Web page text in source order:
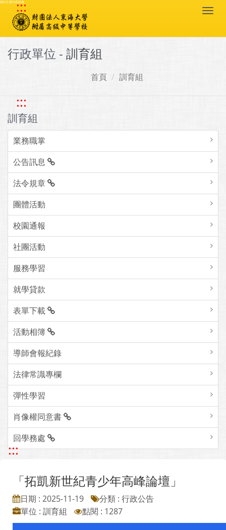
跳到主要內容區塊
:::
行政單位 - 訓育組
首頁 訓育組
:::
訓育組
業務職掌
公告訊息
法令規章
團體活動
校園通報
社團活動
服務學習
就學貸款
表單下載
活動相簿
導師會報紀錄
法律常識專欄
彈性學習
肖像權同意書
回學務處
:::
「拓凱新世紀青少年高峰論壇」
日期 : 2025-11-19
分類 : 行政公告
單位 : 訓育組
點閱 : 1287